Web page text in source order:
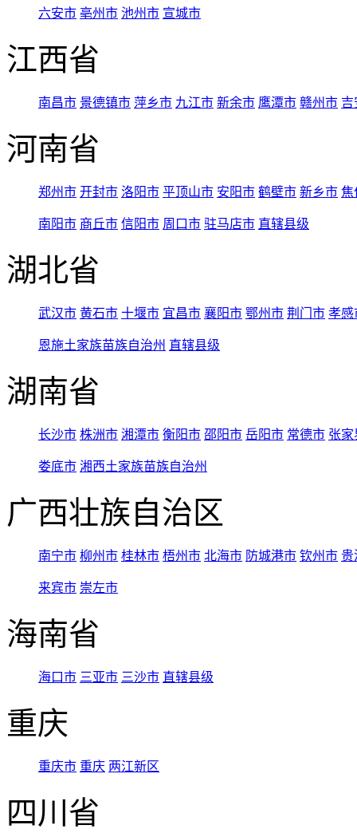
六安市 亳州市 池州市 宣城市
江西省
南昌市 景德镇市 萍乡市 九江市 新余市 鹰潭市 赣州市 吉
河南省
郑州市 开封市 洛阳市 平顶山市 安阳市 鹤壁市 新乡市 焦
南阳市 商丘市 信阳市 周口市 驻马店市 直辖县级
湖北省
武汉市 黄石市 十堰市 宜昌市 襄阳市 鄂州市 荆门市 孝感
恩施土家族苗族自治州 直辖县级
湖南省
长沙市 株洲市 湘潭市 衡阳市 邵阳市 岳阳市 常德市 张家
娄底市 湘西土家族苗族自治州
广西壮族自治区
南宁市 柳州市 桂林市 梧州市 北海市 防城港市 钦州市 贵
来宾市 崇左市
海南省
海口市 三亚市 三沙市 直辖县级
重庆
重庆市 重庆 两江新区
四川省